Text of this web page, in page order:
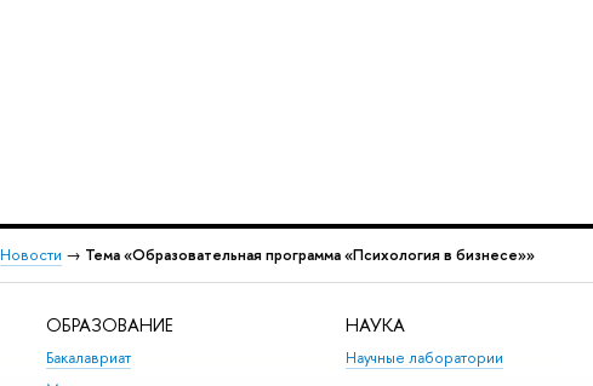
Новости → Тема «Образовательная программа «Психология в бизнесе»»
ОБРАЗОВАНИЕ
Бакалавриат
НАУКА
Научные лаборатории